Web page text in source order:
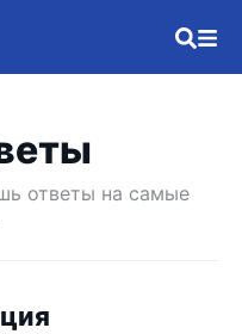
ответы на самые